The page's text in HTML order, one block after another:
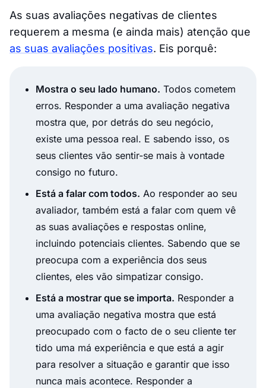
As suas avaliações negativas de clientes
requerem a mesma (e ainda mais) atenção que
as suas avaliações positivas. Eis porquê:
Mostra o seu lado humano. Todos cometem
erros. Responder a uma avaliação negativa
mostra que, por detrás do seu negócio,
existe uma pessoa real. E sabendo isso, os
seus clientes vão sentir-se mais à vontade
consigo no futuro.
Está a falar com todos. Ao responder ao seu
avaliador, também está a falar com quem vê
as suas avaliações e respostas online,
incluindo potenciais clientes. Sabendo que se
preocupa com a experiência dos seus
clientes, eles vão simpatizar consigo.
Está a mostrar que se importa. Responder a
uma avaliação negativa mostra que está
preocupado com o facto de o seu cliente ter
tido uma má experiência e que está a agir
para resolver a situação e garantir que isso
nunca mais acontece. Responder a